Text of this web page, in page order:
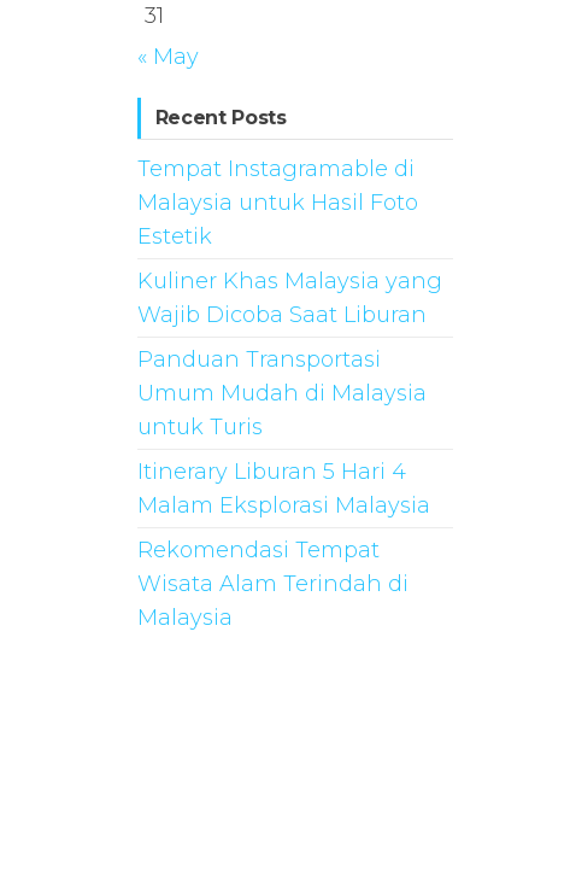
31
« May
Recent Posts
Tempat Instagramable di
Malaysia untuk Hasil Foto
Estetik
Kuliner Khas Malaysia yang
Wajib Dicoba Saat Liburan
Panduan Transportasi
Umum Mudah di Malaysia
untuk Turis
Itinerary Liburan 5 Hari 4
Malam Eksplorasi Malaysia
Rekomendasi Tempat
Wisata Alam Terindah di
Malaysia